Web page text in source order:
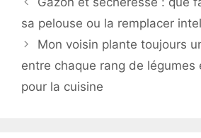
sa pelouse ou la remplacer
Mon voisin plante toujours
entre chaque rang de légumes
pour la cuisine